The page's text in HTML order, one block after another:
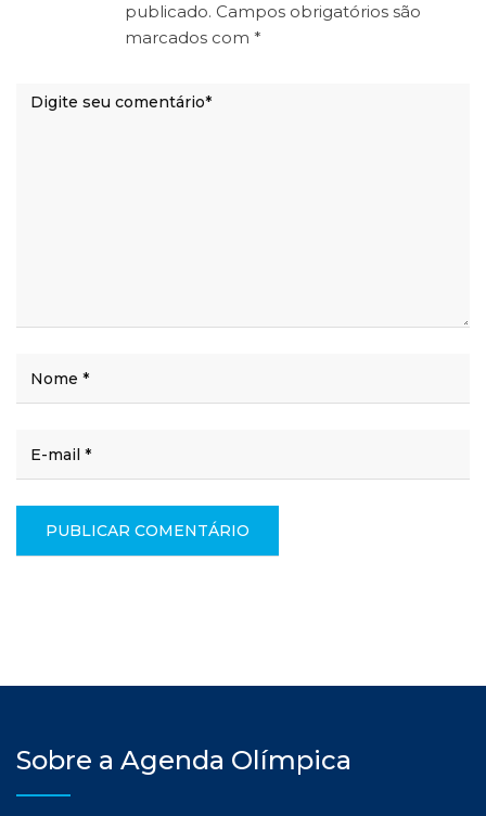
publicado. Campos obrigatórios são
marcados com *
Sobre a Agenda Olímpica